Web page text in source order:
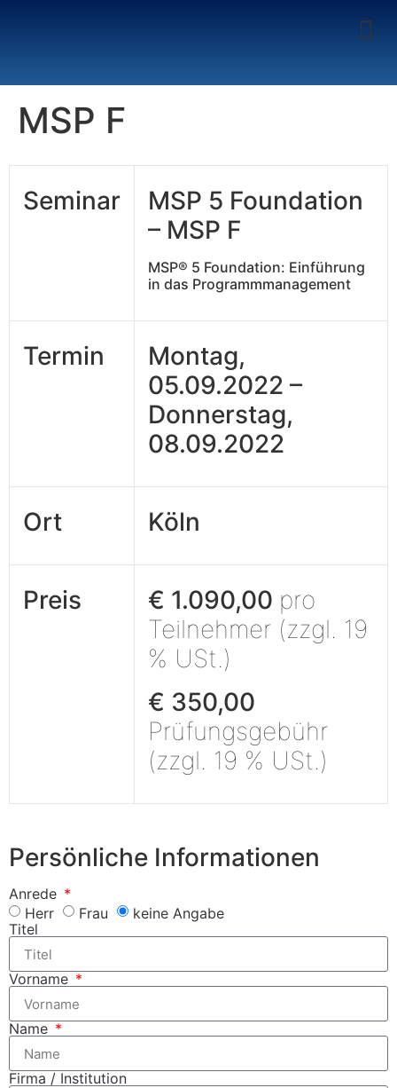
MSP F
Seminar
MSP 5 Foundation
– MSP F
MSP® 5 Foundation: Einführung
in das Programmmanagement
Termin
Montag,
05.09.2022 –
Donnerstag,
08.09.2022
Ort Köln
Preis € 1.090,00 pro
Teilnehmer (zzgl. 19
% USt.)
€ 350,00
Prüfungsgebühr
(zzgl. 19 % USt.)
Persönliche Informationen
Anrede
Herr
Frau
keine Angabe
Titel
Vorname
Name
Firma / Institution